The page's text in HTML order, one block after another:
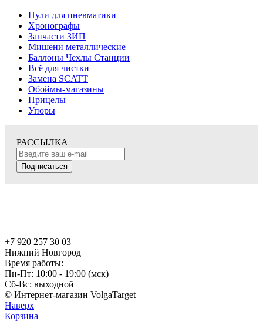
Пули для пневматики
Хронографы
Запчасти ЗИП
Мишени металлические
Баллоны Чехлы Станции
Всё для чистки
Замена SCATT
Обоймы-магазины
Прицелы
Упоры
РАССЫЛКА
Подписаться
+7 920 257 30 03
Нижний Новгород
Время работы:
Пн-Пт: 10:00 - 19:00 (мск)
Сб-Вс: выходной
© Интернет-магазин VolgaTarget
Наверх
Корзина